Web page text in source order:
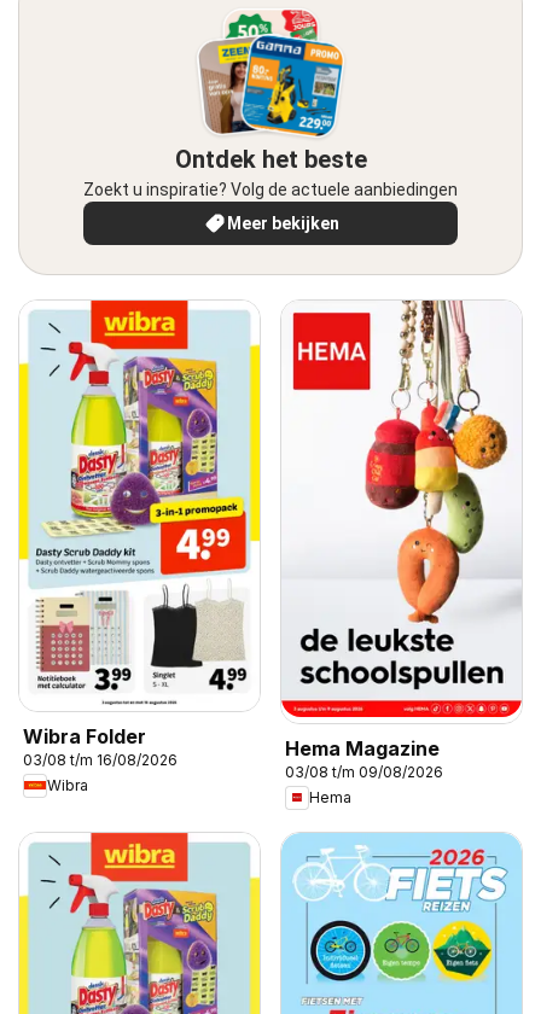
Ontdek het beste
Zoekt u inspiratie? Volg de actuele aanbiedingen
Meer bekijken
Wibra Folder
03/08 t/m 16/08/2026
Wibra
Hema Magazine
03/08 t/m 09/08/2026
Hema